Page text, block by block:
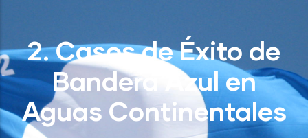
2. Casos de Éxito de
Bandera Azul en
Aguas Continentales